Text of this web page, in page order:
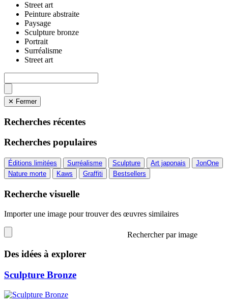
Street art
Peinture abstraite
Paysage
Sculpture bronze
Portrait
Surréalisme
Street art
✕ Fermer
Recherches récentes
Recherches populaires
Éditions limitées Surréalisme Sculpture Art japonais
JonOne
Nature morte
Kaws Graffiti Bestsellers
Recherche visuelle
Importer une image pour trouver des œuvres similaires
Rechercher par image
Des idées à explorer
Sculpture Bronze